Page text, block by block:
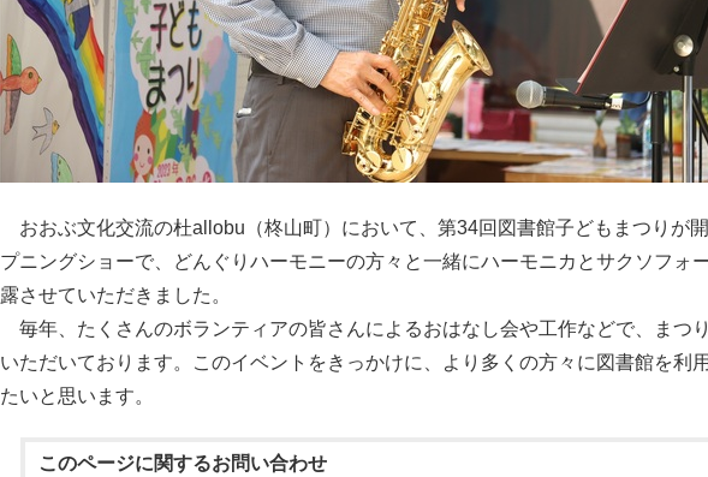
おおぶ文化交流の杜allobu（柊山町）において、第34回図書館子どもまつりが
プニングショーで、どんぐりハーモニーの方々と一緒にハーモニカとサクソフォ
露させていただきました。
毎年、たくさんのボランティアの皆さんによるおはなし会や工作などで、まつ
いただいております。このイベントをきっかけに、より多くの方々に図書館を利
たいと思います。
このページに関するお問い合わせ